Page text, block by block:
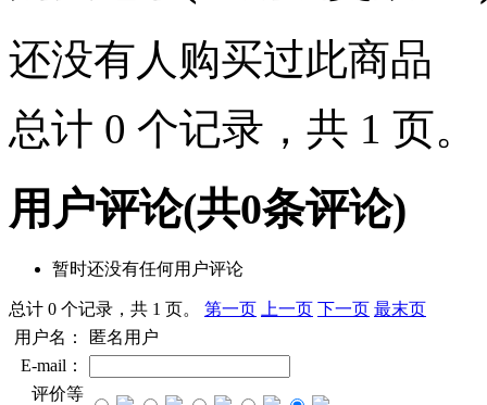
还没有人购买过此商品
总计 0 个记录，共 1 页。
用户评论(共0条评论)
暂时还没有任何用户评论
总计 0 个记录，共 1 页。 第一页 上一页 下一页 最末页
用户名：
匿名用户
E-mail：
评价等